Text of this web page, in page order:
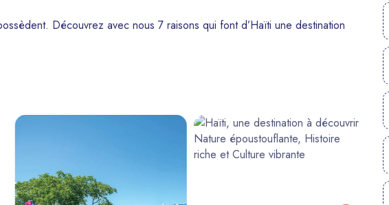
Découvrez avec nous 7 raisons qui font d’Haïti une destination